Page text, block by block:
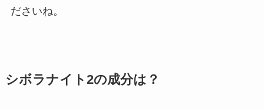
ださいね。
シボラナイト2の成分は？